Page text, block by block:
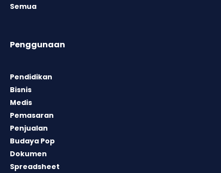
Semua
Penggunaan
Pendidikan
Bisnis
Medis
Pemasaran
Penjualan
Budaya Pop
Dokumen
Spreadsheet